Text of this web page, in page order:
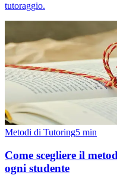
tutoraggio.
Metodi di Tutoring5 min
Come scegliere il
ogni studente